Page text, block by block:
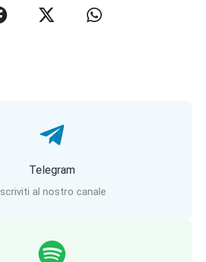
Telegram
Iscriviti al nostro canale